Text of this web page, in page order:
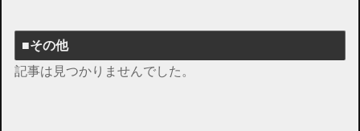
■その他
記事は見つかりませんでした。